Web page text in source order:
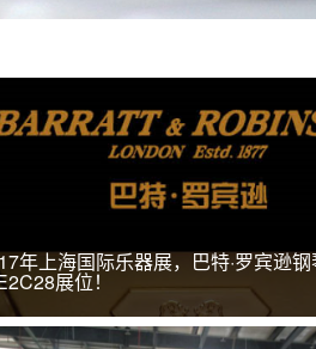
年上海国际乐器展，巴特·罗宾逊
展位！